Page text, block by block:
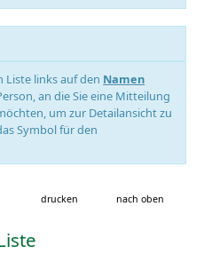
Liste links auf den Namen
an die Sie eine Mitteilung
um zur Detailansicht zu
Symbol für den
drucken nach oben